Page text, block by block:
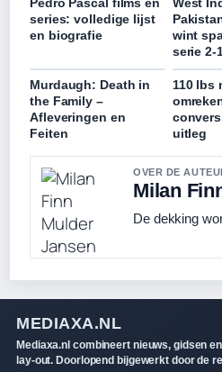
series: volledige lijst
en biografie
wint
serie 2-
Murdaugh: Death in
the Family –
Afleveringen en
Feiten
110 lbs
uitleg
OVER DE
Milan
De dekking
MEDIAXA.NL
Mediaxa.nl combineert nieuws, gidsen
lay-out. Doorlopend bijgewerkt door de